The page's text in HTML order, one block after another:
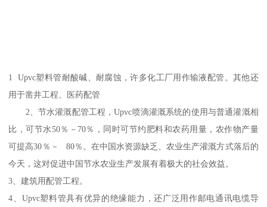
1 Upvc塑料管耐酸碱、耐腐蚀，许多化工厂用作输液配管。其他还
用于凿井工程、医药配管
2、节水灌溉配管工程，Upvc喷滴灌溉系统的使用与普通灌溉相
比，可节水50％－70％，同时可节约肥料和农药用量，农作物产量
可提高30％－ 80％。在中国水资源缺乏、农业生产灌溉方式落后的
今天，这对促进中国节水农业生产发展有着极大的社会效益。
3、建筑用配管工程。
4、Upvc塑料管具有优异的绝缘能力，还广泛用作邮电通讯电缆导